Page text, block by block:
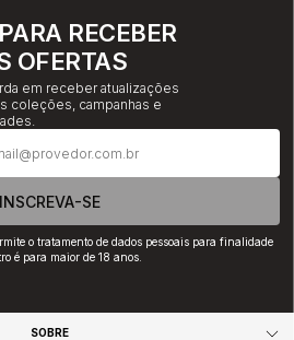
RECEBER
OFERTAS
em receber atualizações
coleções, campanhas e
INSCREVA-SE
o tratamento de dados pessoais para finalidade
é para maior de 18 anos.
SOBRE